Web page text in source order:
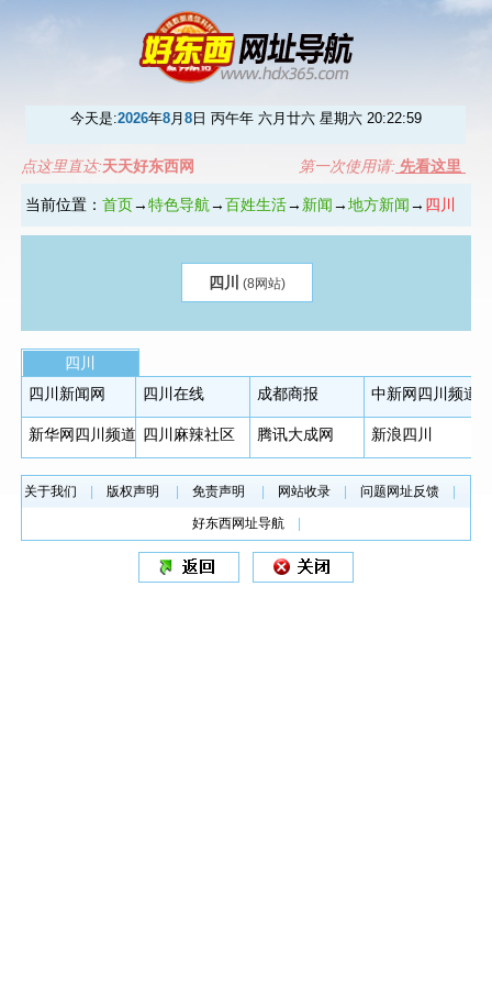
今天是:2026年8月 8日 丙午年 六月廿六 星期六 20:22:59
点这里直达:天天好东西网 第一次使用请: 先看这里
当前位置： 首页→特色导航→百姓生活→ 新闻→地方新闻→ 四川
四川 (8网站)
四川
四川新闻网
四川在线 成都商报 中新网四川频道
新华网四川频道 四川麻辣社区 腾讯大成网 新浪四川
关于我们 版权声明 免责声明 网站收录| 问题网址反馈|
好东西网址导航|